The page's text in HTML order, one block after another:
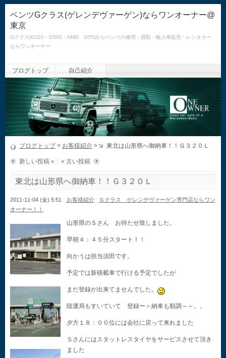
ベンツGクラス(ゲレンデヴァーゲン)ならワンオーナー@
東京
Gクラス(G320・G500・AMG G55)からベンツの修理・買取・輸入車販売・レンタカー
ならワンオーナー
ブログトップ 自己紹介
ブログトップ> お客様紹介 > 東北は山形県へ御納車！！Ｇ３２０Ｌ
新しい投稿 » « 古い投稿
東北は山形県へ御納車！！Ｇ３２０Ｌ
2011-11-04 (金) 5:51 お客様紹介
Ｇクラス ゲレンデヴァーゲン専門店ならワン
オーナー！！
山形県のＳさん お待たせ致しました。
早朝４：４５分スタート！！
向かうは担当須田です。
予定では新積載車で行ける予定でしたが
まだ登録が出来てませんでした。
陸運局もすいていて 登録ー＞納車も順調～～。。
夕方１８：００位には会社に戻って来れました
Ｓさんにはスタットレスタイヤをサービスさせて頂き
ました